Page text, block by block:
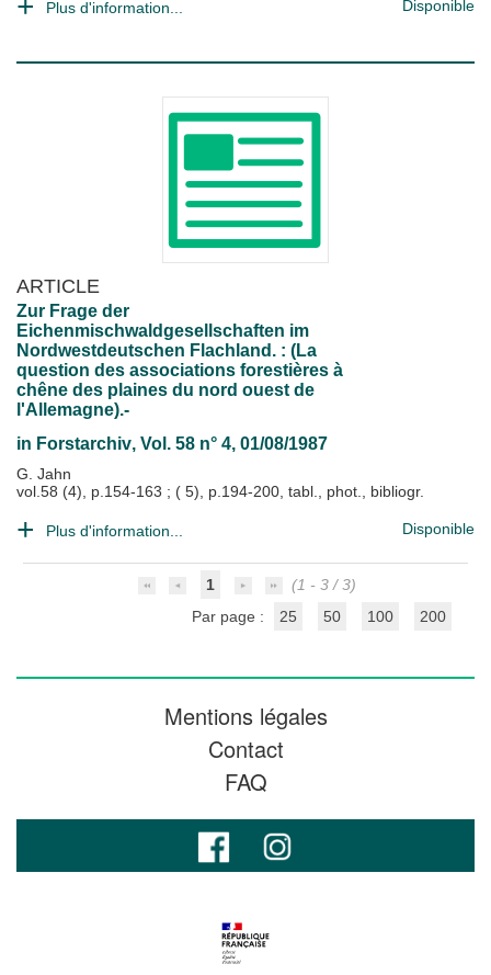
Plus d'information... Disponible
ARTICLE
Zur Frage der
Eichenmischwaldgesellschaften im
Nordwestdeutschen Flachland. : (La
question des associations forestières à
chêne des plaines du nord ouest de
l'Allemagne).-
in Forstarchiv, Vol. 58 n° 4, 01/08/1987
G. Jahn
vol.58 (4), p.154-163 ; ( 5), p.194-200, tabl., phot., bibliogr.
Plus d'information... Disponible
1
(1 - 3 / 3)
Par page :
25 50 100 200
Mentions légales
Contact
FAQ